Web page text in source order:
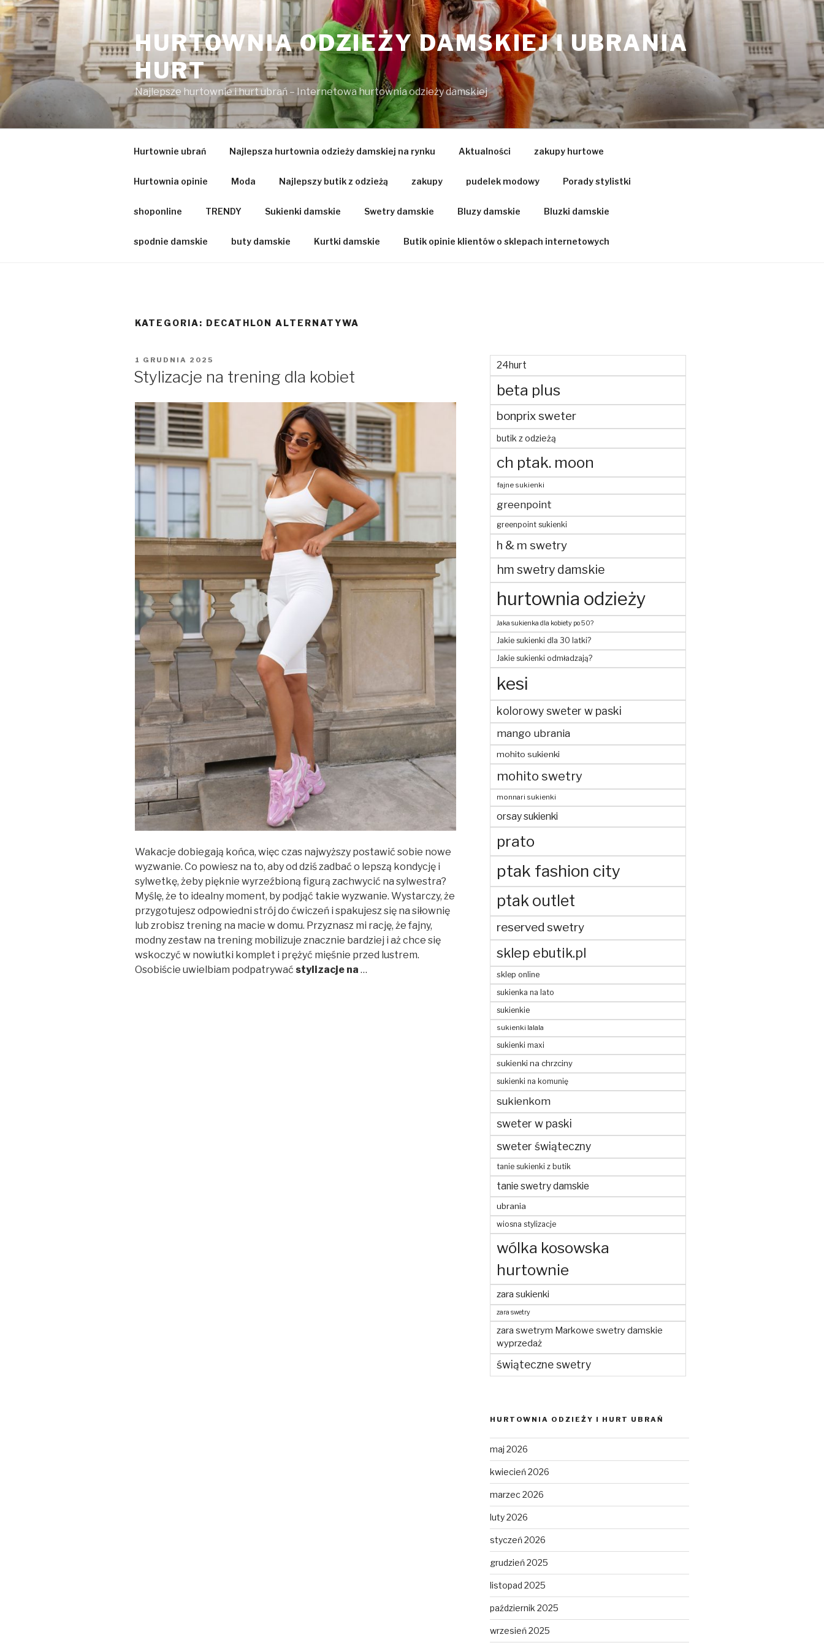
Przejdź
do
treści
HURTOWNIA ODZIEŻY DAMSKIEJ I UBRANIA
HURT
Najlepsze hurtownie i hurt ubrań – Internetowa hurtownia odzieży damskiej
Hurtownie ubrań Najlepsza hurtownia odzieży damskiej na rynku Aktualności zakupy hurtowe
Hurtownia opinie Moda Najlepszy butik z odzieżą zakupy pudelek modowy Porady stylistki
shoponline TRENDY Sukienki damskie Swetry damskie Bluzy damskie Bluzki damskie
spodnie damskie buty damskie Kurtki damskie Butik opinie klientów o sklepach internetowych
KATEGORIA: DECATHLON ALTERNATYWA
OPUBLIKOWANE
1 GRUDNIA 2025
Stylizacje na trening dla kobiet
Wakacje dobiegają końca, więc czas najwyższy postawić sobie nowe
wyzwanie. Co powiesz na to, aby od dziś zadbać o lepszą kondycję i
sylwetkę, żeby pięknie wyrzeźbioną figurą zachwycić na sylwestra?
Myślę, że to idealny moment, by podjąć takie wyzwanie. Wystarczy, że
przygotujesz odpowiedni strój do ćwiczeń i spakujesz się na siłownię
lub zrobisz trening na macie w domu. Przyznasz mi rację, że fajny,
modny zestaw na trening mobilizuje znacznie bardziej i aż chce się
wskoczyć w nowiutki komplet i prężyć mięśnie przed lustrem.
Osobiście uwielbiam podpatrywać stylizacje na …
24hurt
beta plus
bonprix sweter
butik z odzieżą
ch ptak. moon
fajne sukienki
greenpoint
greenpoint sukienki
h & m swetry
hm swetry damskie
hurtownia odzieży
Jaka sukienka dla kobiety po 50?
Jakie sukienki dla 30 latki?
Jakie sukienki odmładzają?
kesi
kolorowy sweter w paski
mango ubrania
mohito sukienki
mohito swetry
monnari sukienki
orsay sukienki
prato
ptak fashion city
ptak outlet
reserved swetry
sklep ebutik.pl
sklep online
sukienka na lato
sukienkie
sukienki lalala
sukienki maxi
sukienki na chrzciny
sukienki na komunię
sukienkom
sweter w paski
sweter świąteczny
tanie sukienki z butik
tanie swetry damskie
ubrania
wiosna stylizacje
wólka kosowska
hurtownie
zara sukienki
zara swetry
zara swetrym Markowe swetry damskie
wyprzedaż
świąteczne swetry
HURTOWNIA ODZIEŻY I HURT UBRAŃ
maj 2026
kwiecień 2026
marzec 2026
luty 2026
styczeń 2026
grudzień 2025
listopad 2025
październik 2025
wrzesień 2025